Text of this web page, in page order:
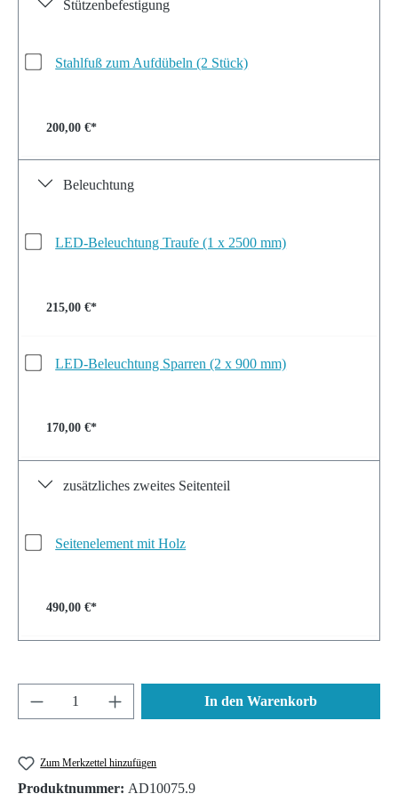
Stützenbefestigung
Stahlfuß zum Aufdübeln (2 Stück)
200,00 €*
Beleuchtung
LED-Beleuchtung Traufe (1 x 2500 mm)
215,00 €*
LED-Beleuchtung Sparren (2 x 900 mm)
170,00 €*
zusätzliches zweites Seitenteil
Seitenelement mit Holz
490,00 €*
Produkt Anzahl: Gib den gewünschten Wert
In den Warenkorb
Zum Merkzettel hinzufügen
Produktnummer: AD10075.9